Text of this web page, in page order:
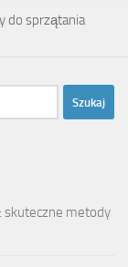
do sprzątania
skuteczne metody